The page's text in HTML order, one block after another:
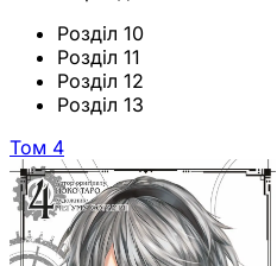
Розділ 10
Розділ 11
Розділ 12
Розділ 13
Том 4